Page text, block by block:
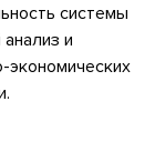
системы
и
экономических